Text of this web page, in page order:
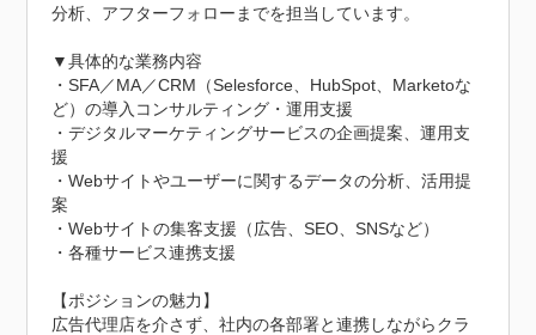
分析、アフターフォローまでを担当しています。
▼具体的な業務内容
・SFA／MA／CRM（Selesforce、HubSpot、Marketoな
ど）の導入コンサルティング・運用支援
・デジタルマーケティングサービスの企画提案、運用支
援
・Webサイトやユーザーに関するデータの分析、活用提
案
・Webサイトの集客支援（広告、SEO、SNSなど）
・各種サービス連携支援
【ポジションの魅力】
広告代理店を介さず、社内の各部署と連携しながらクラ